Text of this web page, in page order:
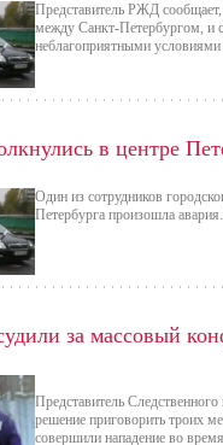
Представитель РЖД
между Санкт-Петербургом, и
неблагоприятными
в центре
Один из сотрудников
Петербурга произошла
за массовый
Представитель
решение приговорить троих
совершили нападение во